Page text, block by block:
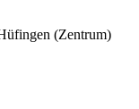
(Zentrum)